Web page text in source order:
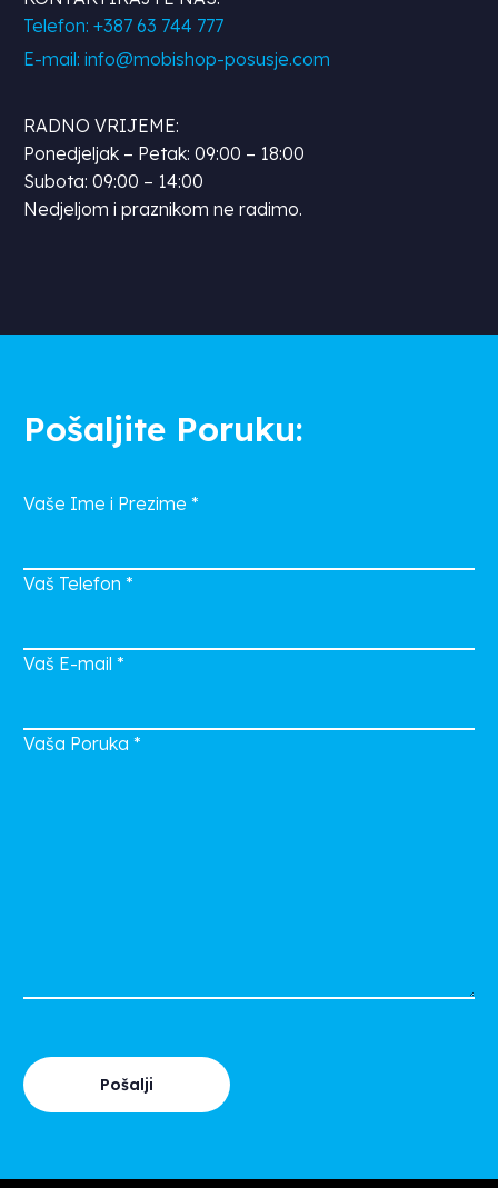
Telefon: +387 63 744 777
E-mail: info@mobishop-posusje.com
RADNO VRIJEME:
Ponedjeljak – Petak: 09:00 – 18:00
Subota: 09:00 – 14:00
Nedjeljom i praznikom ne radimo.
Pošaljite Poruku:
Vaše Ime i Prezime *
Vaš Telefon *
Vaš E-mail *
Vaša Poruka *